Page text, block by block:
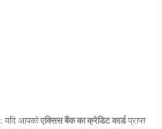
: यदि आपकोएक्सिस बैंक का क्रेडिट कार्डप्राप्त